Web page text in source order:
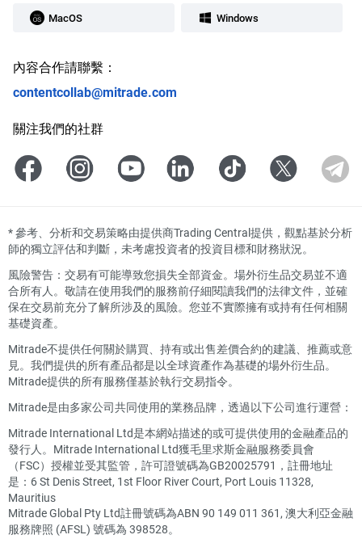
MacOS Windows
內容合作請聯繫：
contentcollab@mitrade.com
關注我們的社群
*參考、分析和交易策略由提供商Trading Central提供，觀點基於分析
師的獨立評估和判斷，未考慮投資者的投資目標和財務狀況。
風險警告：交易有可能導致您損失全部資金。場外衍生品交易並不適
合所有人。敬請在使用我們的服務前仔細閱讀我們的法律文件，並確
保在交易前充分了解所涉及的風險。您並不實際擁有或持有任何相關
基礎資產。
Mitrade不提供任何關於購買、持有或出售差價合約的建議、推薦或意
見。我們提供的所有產品都是以全球資產作為基礎的場外衍生品。
Mitrade提供的所有服務僅基於執行交易指令。
Mitrade是由多家公司共同使用的業務品牌，透過以下公司進行運營：
Mitrade International Ltd是本網站描述的或可提供使用的金融產品的
發行人。Mitrade International Ltd獲毛里求斯金融服務委員會
（FSC）授權並受其監管，許可證號碼為GB20025791，註冊地址
是：6 St Denis Street, 1st Floor River Court, Port Louis 11328,
Mauritius
Mitrade Global Pty Ltd註冊號碼為ABN 90 149 011 361, 澳大利亞金融
服務牌照 (AFSL) 號碼為 398528。